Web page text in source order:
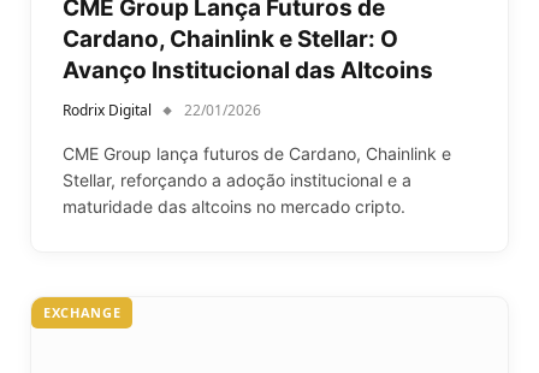
CME Group Lança Futuros de
Cardano, Chainlink e Stellar: O
Avanço Institucional das Altcoins
Rodrix Digital 22/01/2026
CME Group lança futuros de Cardano, Chainlink e
Stellar, reforçando a adoção institucional e a
maturidade das altcoins no mercado cripto.
EXCHANGE